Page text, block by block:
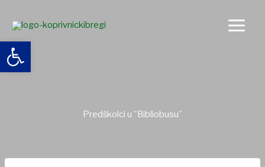
Open toolbar
content
Predškolci u ˝Bibliobusu˝